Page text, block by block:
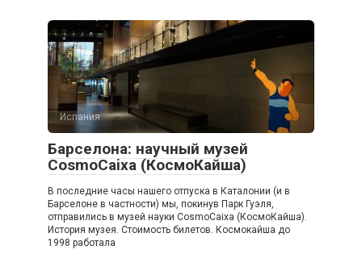
Испания
Барселона: научный музей
CosmoCaixa (КосмоКайша)
В последние часы нашего отпуска в Каталонии (и в
Барселоне в частности) мы, покинув Парк Гуэля,
отправились в музей науки CosmoCaixa (КосмоКайша).
История музея. Стоимость билетов. Космокайша до
1998 работала